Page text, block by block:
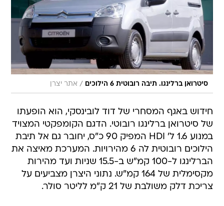
סיטרואן ברלינגו. תיבה רובוטית 6 הילוכים / אתר יצרן
חידוש באגף המסחרי של דוד לובינסקי, הוא הופעתו
של סיטרואן ברלינגו רובוטי. הדגם הקומפקטי המצויד
במנוע 1.6 ל' HDI המפיק 90 כ"ס, יחובר גם אל תיבת
הילוכים רובוטית לה 6 מהירויות. המערכת מאיצה את
הברלינגו ל-100 קמ"ש ב-15.5 שניות ועד מהירות
מקסימלית של 164 קמ"ש. נתוני היצרן מצביעים על
צריכת דלק משולבת של 21 ק"מ לליטר סולר.